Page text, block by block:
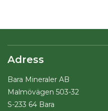
Adress
Bara Mineraler AB
Malmövägen 503-32
S-233 64 Bara